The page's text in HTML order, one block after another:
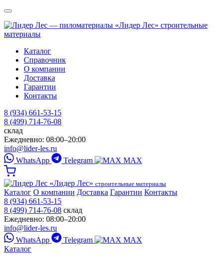
«Лидер Лес» строительные
материалы
Каталог
Справочник
О компании
Доставка
Гарантии
Контакты
8 (934) 661-53-15
8 (499) 714-76-08
склад
Ежедневно: 08:00–20:00
info@lider-les.ru
WhatsApp
Telegram MAX
«Лидер Лес» строительные материалы
Каталог О компании Доставка Гарантии Контакты
8 (934) 661-53-15
8 (499) 714-76-08 склад
Ежедневно: 08:00–20:00
info@lider-les.ru
WhatsApp
Telegram
MAX
Каталог